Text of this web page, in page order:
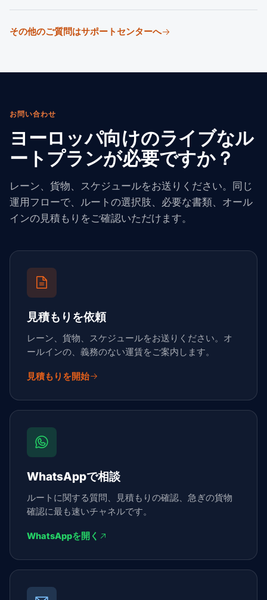
正確な書類が重要です。
もりフォームにご入力ください。通常、数営業時間以内
その他のご質問はサポートセンターへ
お問い合わせ
ヨーロッパ向けのライブなル
ートプランが必要ですか？
レーン、貨物、スケジュールをお送りください。同じ
運用フローで、ルートの選択肢、必要な書類、オール
インの見積もりをご確認いただけます。
見積もりを依頼
レーン、貨物、スケジュールをお送りください。オ
ールインの、義務のない運賃をご案内します。
見積もりを開始
WhatsAppで相談
ルートに関する質問、見積もりの確認、急ぎの貨物
確認に最も速いチャネルです。
WhatsAppを開く